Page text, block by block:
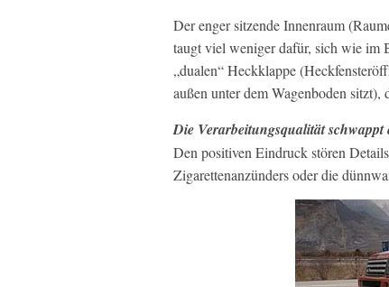
Der enger sitzende Innenraum
taugt viel weniger dafür, sich wie im
„dualen“ Heckklappe
außen unter dem Wagenboden
Die Verarbeitungsqualität
Den positiven Eindruck stören
Zigarettenanzünders oder die